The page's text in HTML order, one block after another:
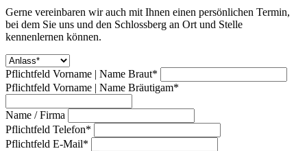
Gerne vereinbaren wir auch mit Ihnen einen persönlichen Termin,
bei dem Sie uns und den Schlossberg an Ort und Stelle
kennenlernen können.
Pflichtfeld Vorname | Name Braut*
Pflichtfeld Vorname | Name Bräutigam*
Name / Firma
Pflichtfeld Telefon*
Pflichtfeld E-Mail*